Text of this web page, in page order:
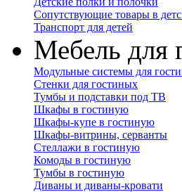
Сопутствующие товары в
Транспорт для детей
Мебель для
Модульные системы для
Стенки для гостиных
Тумбы и подставки под ТВ
Шкафы в гостиную
Шкафы-купе в гостиную
Шкафы-витрины, серванты
Стеллажи в гостиную
Комоды в гостиную
Тумбы в гостиную
Диваны и диваны-кровати